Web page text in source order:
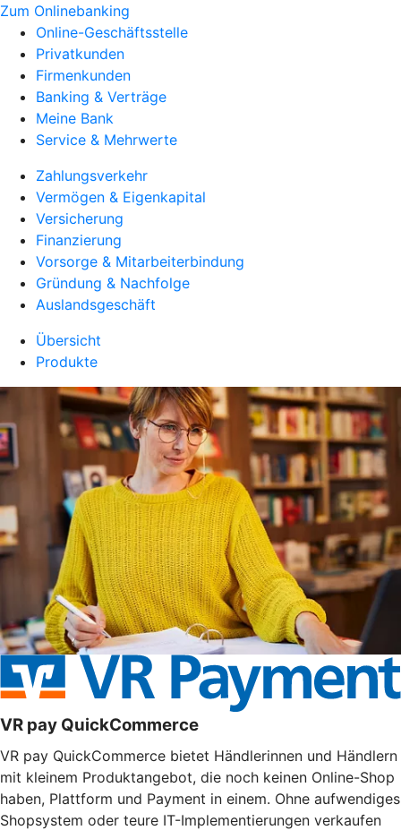
Zum Onlinebanking
Online-Geschäftsstelle
Privatkunden
Firmenkunden
Banking & Verträge
Meine Bank
Service & Mehrwerte
Zahlungsverkehr
Vermögen & Eigenkapital
Versicherung
Finanzierung
Vorsorge & Mitarbeiterbindung
Gründung & Nachfolge
Auslandsgeschäft
Übersicht
Produkte
VR pay QuickCommerce
VR pay QuickCommerce bietet Händlerinnen und Händlern
mit kleinem Produktangebot, die noch keinen Online-Shop
haben, Plattform und Payment in einem. Ohne aufwendiges
Shopsystem oder teure IT-Implementierungen verkaufen